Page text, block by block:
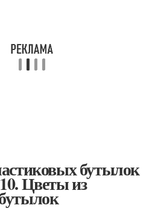
бутылок
Цветы из